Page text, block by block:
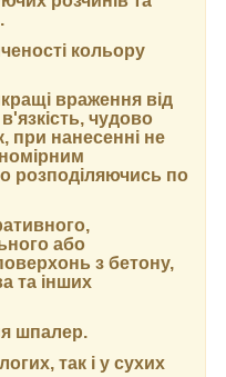
кольору
враження від
чудово
при нанесенні не
розподіляючись по
або
з бетону,
та інших
шпалер.
так і у сухих